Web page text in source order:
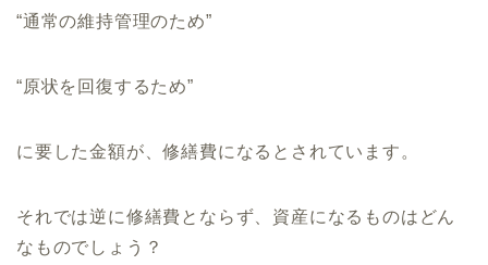
“通常の維持管理のため”
“原状を回復するため”
に要した金額が、修繕費になるとされています。
それでは逆に修繕費とならず、資産になるものはどん
なものでしょう？